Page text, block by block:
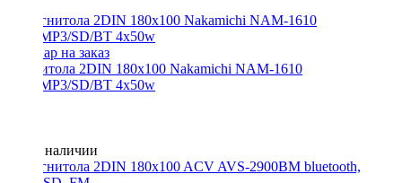
Магнитола 2DIN 180x100 Nakamichi NAM-1610
USB/MP3/SD/BT 4x50w
Нет в наличии